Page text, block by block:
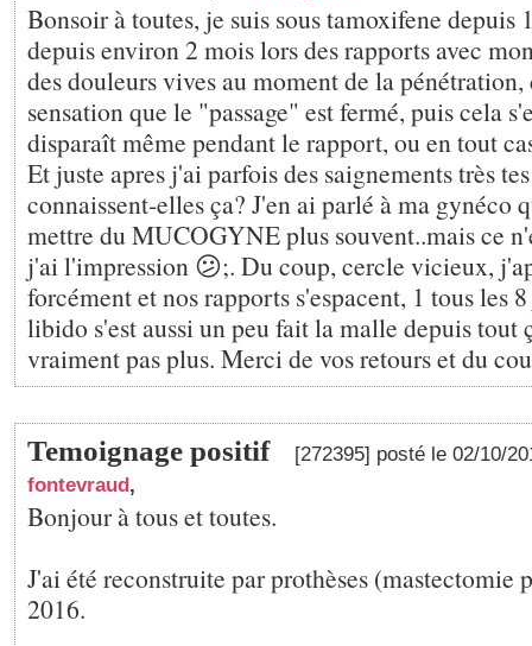
Bonsoir à toutes, je suis sous tamoxifene depuis
depuis environ 2 mois lors des rapports avec
des douleurs vives au moment de la
sensation que le "passage" est fermé, puis cela
disparaît même pendant le rapport, ou en tout
Et juste apres j'ai parfois des saignements très
connaissent-elles ça? J'en ai parlé à ma gynéco
mettre du MUCOGYNE plus souvent..mais ce
j'ai l'impression 😕;. Du coup, cercle vicieux,
forcément et nos rapports s'espacent, 1 tous les
libido s'est aussi un peu fait la malle depuis tout
vraiment pas plus. Merci de vos retours et du
Temoignage positif
[272395] posté le 02/10/
fontevraud,
Bonjour à tous et toutes.
J'ai été reconstruite par prothèses (mastectomie
2016.